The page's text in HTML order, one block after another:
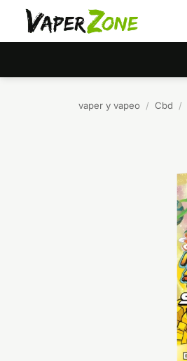
Saltar
contenido
vaper y vapeo / Cbd /